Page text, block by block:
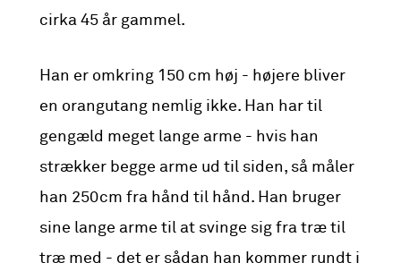
cirka 45 år gammel.
Han er omkring 150 cm høj - højere bliver
en orangutang nemlig ikke. Han har til
gengæld meget lange arme - hvis han
strækker begge arme ud til siden, så måler
han 250cm fra hånd til hånd. Han bruger
sine lange arme til at svinge sig fra træ til
træ med - det er sådan han kommer rundt i